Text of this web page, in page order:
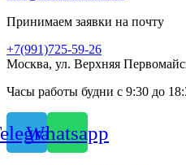
Принимаем заявки на почту
+7(991)725-59-26
Москва, ул. Верхняя
Часы работы будни с 9:30 до
Whatsapp